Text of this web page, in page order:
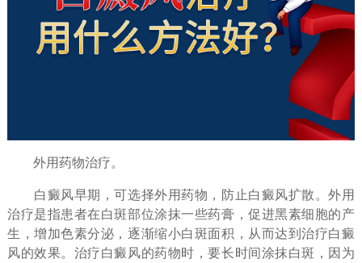
外用药物治疗。
白癜风早期，可选择外用药物，防止白癜风扩散。外用
治疗是指患者在白斑部位涂抹一些药膏，促进黑素细胞的产
生，增加色素分泌，逐渐缩小白斑面积，从而达到治疗白癜
风的效果。治疗白癜风的药物时，要长时间涂抹白斑，因为